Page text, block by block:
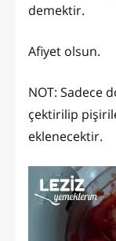
demektir.
Afiyet olsun.
NOT: Sadece
çektirilip
eklenecektir.